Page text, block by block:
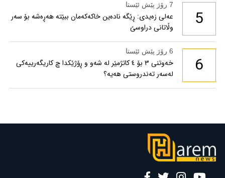
5
7 رۆژ پێش ئێستا
عەلی زەیدی: ڕێگە نادەین خاکەکەمان ببێتە هەڕەشە بۆ سەر
وڵاتانی دراوسێ
6
6 رۆژ پێش ئێستا
خەوتنی ٣ بۆ ٤ کاتژمێر لە شەو و ڕۆژێکدا چ کاریگەرییەکی
لەسەر تەندروستی هەیە؟